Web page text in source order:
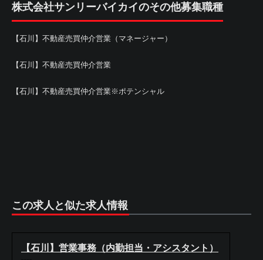
株式会社サンリーバイカイのその他募集職種
【石川】不動産売買仲介営業（マネージャー）
【石川】不動産売買仲介営業
【石川】不動産売買仲介営業※ポテンシャル
この求人と似た求人情報
【石川】営業事務（内勤担当・アシスタント）